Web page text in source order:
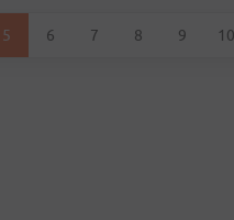
5 6 7 8 9 10